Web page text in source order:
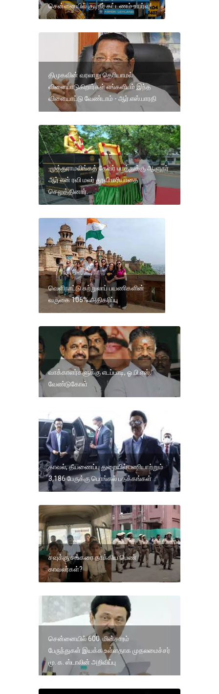
சென்னையில் குடிநீர் கட்டணம் உயர்வு!
திமுகவின் வரலாறு தெரியாமல்
விளையாடுகிறார்கள் எங்களிடம் இந்த
விளையாட்டு வேண்டாம் - ஆர்.எஸ்.பாரதி
முத்துராமலிங்கத் தேவர் படத்துக்கு ஆளுநர்
ஆர் என் ரவி மலர் தூவி மரியாதை
செலுத்தினார்.
வெளிநாட்டு சுற்றுலாப் பயணிகளின்
வருகை 106% அதிகரிப்பு
வாக்காளர்களுக்கு எடப்பாடி, ஓ.பி.எஸ்.
வேண்டுகோள்‌
காவல், தீயணைப்பு துறையில் பணியாற்றும்
3,186 பேருக்கு பொங்கல் பதக்கங்கள்
சவுக்கு சங்கரை தாக்கிய பெண்
காவலர்கள்?
சென்னையில் 600 மின்சாரம்
பேருந்துகள் இயக்க உள்ளதாக முதலமைச்சர்
மு. க. ஸ்டாலின் அறிவிப்பு